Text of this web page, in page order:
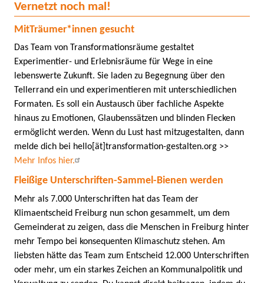
Vernetzt noch mal!
MitTräumer*innen gesucht
Das Team von Transformationsräume gestaltet
Experimentier- und Erlebnisräume für Wege in eine
lebenswerte Zukunft. Sie laden zu Begegnung über den
Tellerrand ein und experimentieren mit unterschiedlichen
Formaten. Es soll ein Austausch über fachliche Aspekte
hinaus zu Emotionen, Glaubenssätzen und blinden Flecken
ermöglicht werden. Wenn du Lust hast mitzugestalten, dann
melde dich bei hello[ät]transformation-gestalten.org >>
Mehr Infos hier.
Fleißige Unterschriften-Sammel-Bienen werden
Mehr als 7.000 Unterschriften hat das Team der
Klimaentscheid Freiburg nun schon gesammelt, um dem
Gemeinderat zu zeigen, dass die Menschen in Freiburg hinter
mehr Tempo bei konsequenten Klimaschutz stehen. Am
liebsten hätte das Team zum Entscheid 12.000 Unterschriften
oder mehr, um ein starkes Zeichen an Kommunalpolitik und